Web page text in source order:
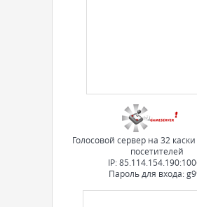
Голосовой сервер на 32
посетителей
IP:
Пароль для входа: